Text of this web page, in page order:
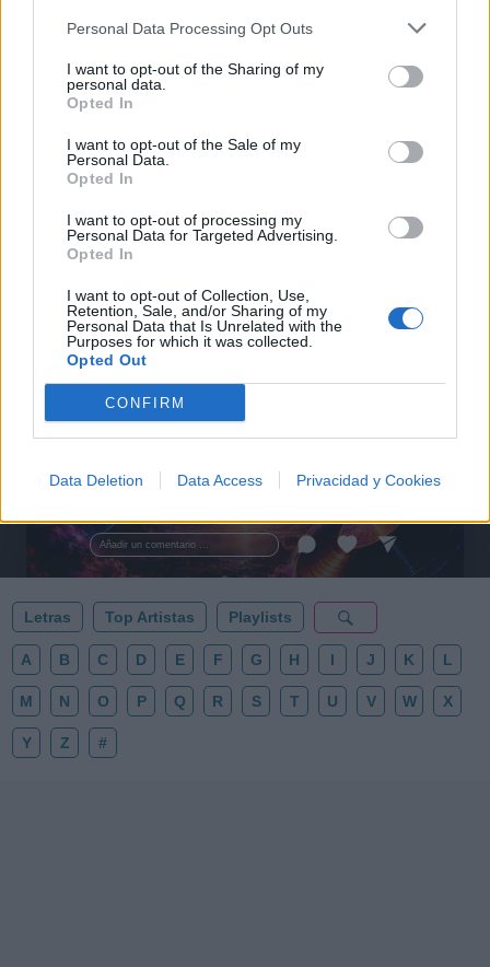
Personal Data Processing Opt Outs
I want to opt-out of the Sharing of my
personal data.
Opted In
I want to opt-out of the Sale of my
Personal Data.
Opted In
I want to opt-out of processing my
Personal Data for Targeted Advertising.
Opted In
I want to opt-out of Collection, Use,
Retention, Sale, and/or Sharing of my
Personal Data that Is Unrelated with the
Purposes for which it was collected.
Opted Out
CONFIRM
Data Deletion Data Access Privacidad y Cookies
Añadir un comentario ...
🪐🚀 Canciones para Ver las Estrellas:
psicodelia, space rock y atmósferas cósmicas para
al firmamento y siente la gravedad cero. 💾 ¡Guarda
esta colección para tu próxima noche estrellada!
✨⭐
Letras Top Artistas Playlists
A B C D E F G H I J K L
M N O P Q R S T U V W X
Y Z #